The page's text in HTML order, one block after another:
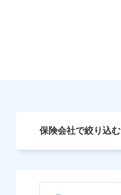
保険会社で絞り込む